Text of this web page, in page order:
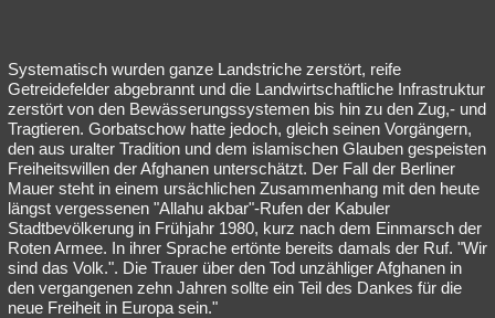
Systematisch wurden ganze Landstriche zerstört, reife
Getreidefelder abgebrannt und die Landwirtschaftliche Infrastruktur
zerstört von den Bewässerungssystemen bis hin zu den Zug,- und
Tragtieren. Gorbatschow hatte jedoch, gleich seinen Vorgängern,
den aus uralter Tradition und dem islamischen Glauben gespeisten
Freiheitswillen der Afghanen unterschätzt. Der Fall der Berliner
Mauer steht in einem ursächlichen Zusammenhang mit den heute
längst vergessenen "Allahu akbar"-Rufen der Kabuler
Stadtbevölkerung in Frühjahr 1980, kurz nach dem Einmarsch der
Roten Armee. In ihrer Sprache ertönte bereits damals der Ruf. "Wir
sind das Volk.". Die Trauer über den Tod unzähliger Afghanen in
den vergangenen zehn Jahren sollte ein Teil des Dankes für die
neue Freiheit in Europa sein."